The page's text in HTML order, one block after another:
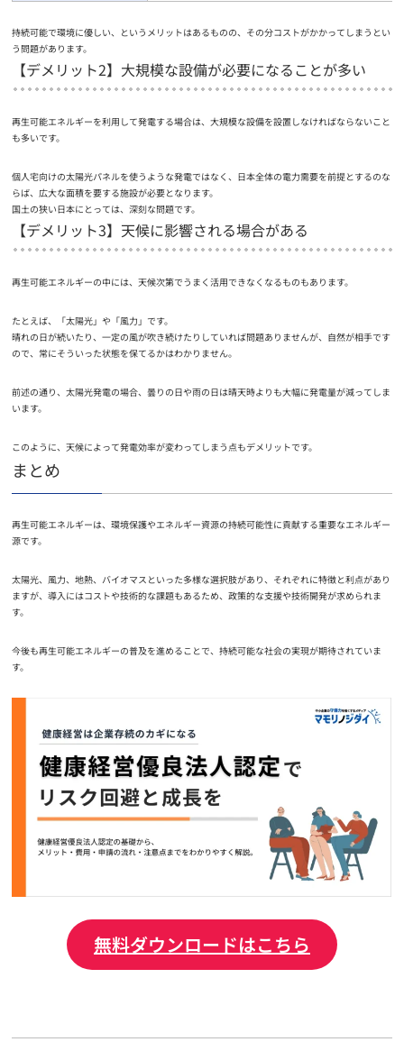
持続可能で環境に優しい、というメリットはあるものの、その分コストがかかってしまうとい
う問題があります。
【デメリット2】大規模な設備が必要になることが多い
再生可能エネルギーを利用して発電する場合は、大規模な設備を設置しなければならないこと
も多いです。
個人宅向けの太陽光パネルを使うような発電ではなく、日本全体の電力需要を前提とするのな
らば、広大な面積を要する施設が必要となります。
国土の狭い日本にとっては、深刻な問題です。
【デメリット3】天候に影響される場合がある
再生可能エネルギーの中には、天候次第でうまく活用できなくなるものもあります。
たとえば、「太陽光」や「風力」です。
晴れの日が続いたり、一定の風が吹き続けたりしていれば問題ありませんが、自然が相手です
ので、常にそういった状態を保てるかはわかりません。
前述の通り、太陽光発電の場合、曇りの日や雨の日は晴天時よりも大幅に発電量が減ってしま
います。
このように、天候によって発電効率が変わってしまう点もデメリットです。
まとめ
再生可能エネルギーは、環境保護やエネルギー資源の持続可能性に貢献する重要なエネルギー
源です。
太陽光、風力、地熱、バイオマスといった多様な選択肢があり、それぞれに特徴と利点があり
ますが、導入にはコストや技術的な課題もあるため、政策的な支援や技術開発が求められま
す。
今後も再生可能エネルギーの普及を進めることで、持続可能な社会の実現が期待されていま
す。
無料ダウンロードはこちら